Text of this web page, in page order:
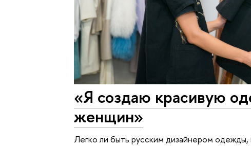
«Я создаю красивую
женщин»
Легко ли быть русским дизайнером одежды,